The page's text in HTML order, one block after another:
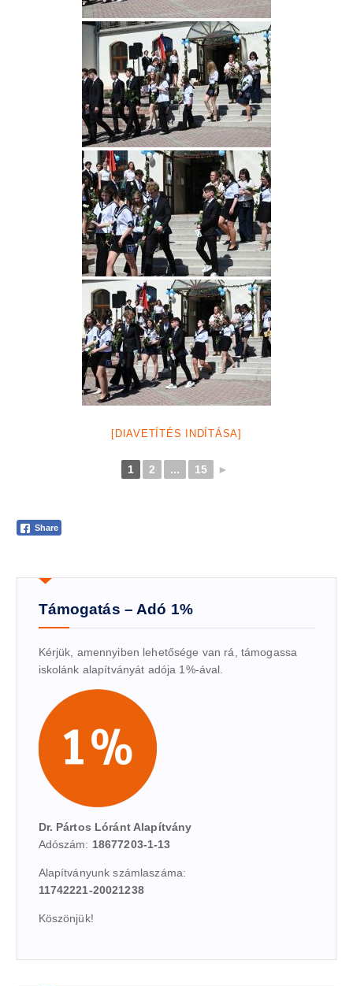
[DIAVETÍTÉS INDÍTÁSA]
1 2 ... 15 ►
Share
Támogatás – Adó 1%
Kérjük, amennyiben lehetősége van rá, támogassa
iskolánk alapítványát adója 1%-ával.
Dr. Pártos Lóránt Alapítvány
Adószám: 18677203-1-13
Alapítványunk számlaszáma:
11742221-20021238
Köszönjük!